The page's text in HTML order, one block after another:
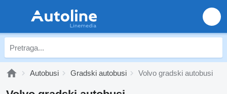
Autobusi Gradski autobusi Volvo gradski autobusi